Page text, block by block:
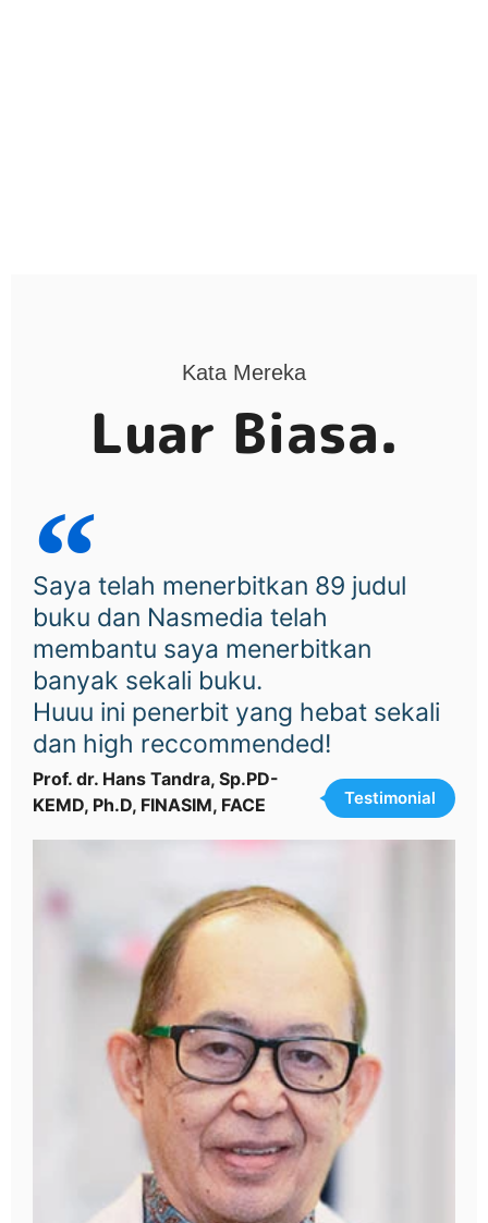
Kata Mereka
Luar Biasa.
Saya telah menerbitkan 89 judul
buku dan Nasmedia telah
membantu saya menerbitkan
banyak sekali buku.
Huuu ini penerbit yang hebat sekali
dan high reccommended!
Prof. dr. Hans Tandra, Sp.PD-
KEMD, Ph.D, FINASIM, FACE
Testimonial